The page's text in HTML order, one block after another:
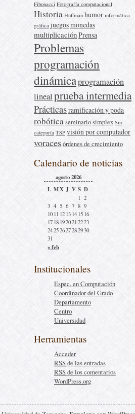
Fibonacci Fotografía computacional
Historia Huffman humor informática
gráfica juegosmonedas
multiplicaciónPrensa
Problemas
programación
dinámicaprogramación
linealprueba intermedia
Prácticasramificación y poda
robóticaseminariosimplex Sin
categoría TSP visión por computador
voracesórdenes de crecimiento
Calendario de noticias
agosto 2026
L MX J V S D
« feb
1 2
3 4 5 6 7 8 9
10 11 12 13 14 15 16
17 18 192021 2223
24252627282930
31
Institucionales
Espec. en Computación
Coordinador del Grado
Departamento
Centro
Universidad
Herramientas
Acceder
RSSde las entradas
RSSde los comentarios
WordPress.org